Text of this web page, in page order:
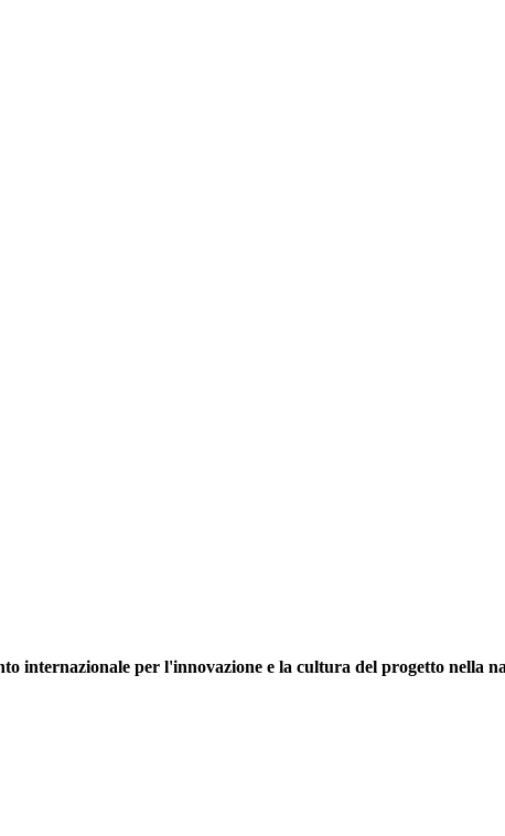
internazionale per l'innovazione e la cultura del progetto nella